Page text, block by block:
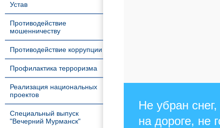
Устав
Противодействие
мошенничеству
Противодействие коррупции
Профилактика терроризма
Реализация национальных
проектов
Специальный выпуск
"Вечерний Мурманск"
Не убран
на дороге, не